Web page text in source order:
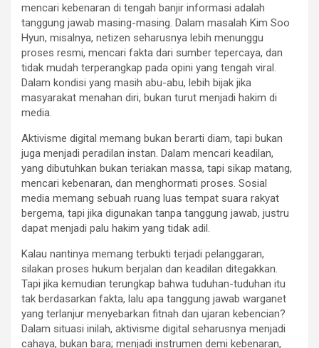
mencari kebenaran di tengah banjir informasi adalah
tanggung jawab masing-masing. Dalam masalah Kim Soo
Hyun, misalnya, netizen seharusnya lebih menunggu
proses resmi, mencari fakta dari sumber tepercaya, dan
tidak mudah terperangkap pada opini yang tengah viral.
Dalam kondisi yang masih abu-abu, lebih bijak jika
masyarakat menahan diri, bukan turut menjadi hakim di
media.
Aktivisme digital memang bukan berarti diam, tapi bukan
juga menjadi peradilan instan. Dalam mencari keadilan,
yang dibutuhkan bukan teriakan massa, tapi sikap matang,
mencari kebenaran, dan menghormati proses. Sosial
media memang sebuah ruang luas tempat suara rakyat
bergema, tapi jika digunakan tanpa tanggung jawab, justru
dapat menjadi palu hakim yang tidak adil.
Kalau nantinya memang terbukti terjadi pelanggaran,
silakan proses hukum berjalan dan keadilan ditegakkan.
Tapi jika kemudian terungkap bahwa tuduhan-tuduhan itu
tak berdasarkan fakta, lalu apa tanggung jawab warganet
yang terlanjur menyebarkan fitnah dan ujaran kebencian?
Dalam situasi inilah, aktivisme digital seharusnya menjadi
cahaya, bukan bara; menjadi instrumen demi kebenaran,